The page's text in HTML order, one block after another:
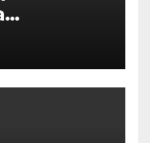
Polisi
Tanda